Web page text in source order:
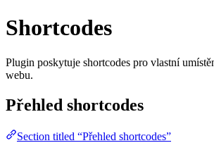
Shortcodes
Plugin poskytuje shortcodes pro vlastní
webu.
Přehled shortcodes
Section titled “Přehled shortcodes”